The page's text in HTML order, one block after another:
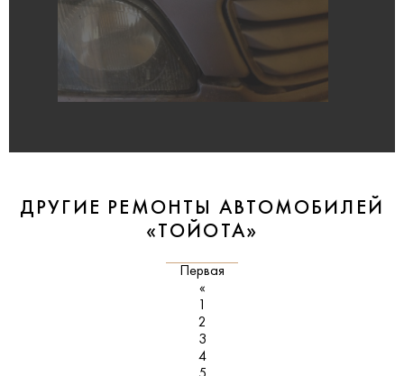
ДРУГИЕ РЕМОНТЫ АВТОМОБИЛЕЙ
«ТОЙОТА»
Первая
«
2
3
4